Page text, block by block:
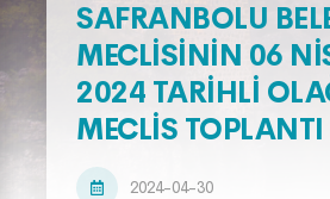
SAFRANBOLU
MECLİSİNİN 06
2024 TARİHLİ
MECLİS
2024-04-30